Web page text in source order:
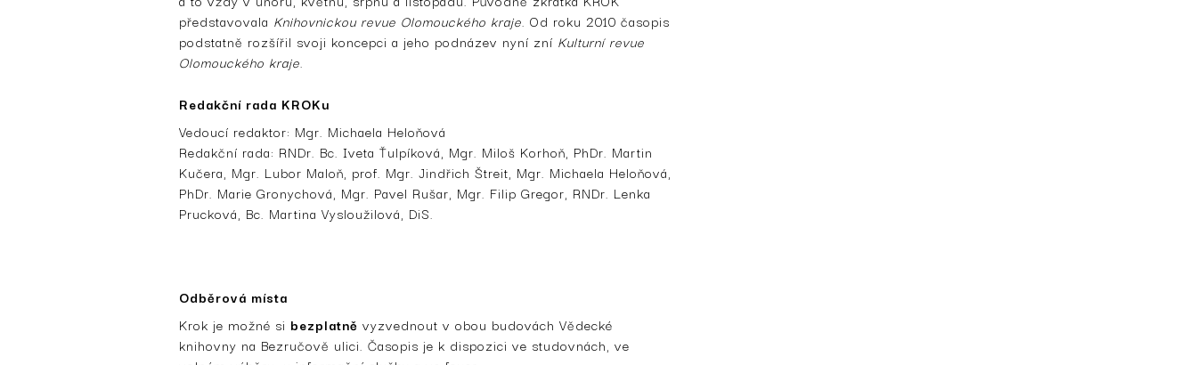
představovala Knihovnickou revue Olomouckého kraje. Od roku 2010 časopis
podstatně rozšířil svoji koncepci a jeho podnázev nyní zní Kulturní revue
Olomouckého kraje.
Redakční rada KROKu
Vedoucí redaktor: Mgr. Michaela Heloňová
Redakční rada: RNDr. Bc. Iveta Ťulpíková, Mgr. Miloš Korhoň, PhDr. Martin
Kučera, Mgr. Lubor Maloň, prof. Mgr. Jindřich Štreit, Mgr. Michaela Heloňová,
PhDr. Marie Gronychová, Mgr. Pavel Rušar, Mgr. Filip Gregor, RNDr. Lenka
Prucková, Bc. Martina Vysloužilová, DiS.
Odběrová místa
Krok je možné si bezplatně vyzvednout v obou budovách Vědecké
knihovny na Bezručově ulici. Časopis je k dispozici ve studovnách, ve